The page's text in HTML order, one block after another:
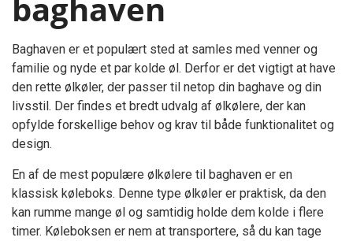
baghaven
Baghaven er et populært sted at samles med venner og
familie og nyde et par kolde øl. Derfor er det vigtigt at have
den rette ølkøler, der passer til netop din baghave og din
livsstil. Der findes et bredt udvalg af ølkølere, der kan
opfylde forskellige behov og krav til både funktionalitet og
design.
En af de mest populære ølkølere til baghaven er en
klassisk køleboks. Denne type ølkøler er praktisk, da den
kan rumme mange øl og samtidig holde dem kolde i flere
timer. Køleboksen er nem at transportere, så du kan tage